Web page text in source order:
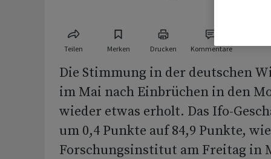
Teilen Merken Drucken Kommentare
Die Stimmung in der deutschen
im Mai nach Einbrüchen in den
wieder etwas erholt. Das Ifo-
um 0,4 Punkte auf 84,9 Punkte,
Forschungsinstitut am Freitag in